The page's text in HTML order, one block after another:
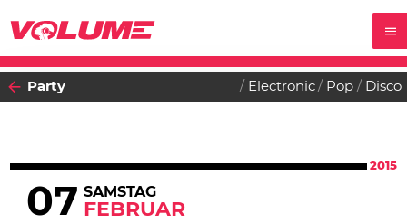
Party Electronic Pop Disco
2015
07 SAMSTAG
FEBRUAR